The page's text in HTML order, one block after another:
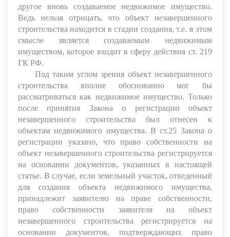
другое вновь создаваемое недвижимое имущество.
Ведь нельзя отрицать, что объект незавершенного
строительства находится в стадии создания, т.е. в этом
смысле является создаваемым недвижимым
имуществом, которое входит в сферу действия ст. 219
ГК РФ.
Под таким углом зрения объект незавершенного
строительства вполне обоснованно мог бы
рассматриваться как недвижимое имущество. Только
после принятия Закона о регистрации объект
незавершенного строительства был отнесен к
объектам недвижимого имущества. В ст.25 Закона о
регистрации указано, что право собственности на
объект незавершенного строительства регистрируется
на основании документов, указанных в настоящей
статье. В случае, если земельный участок, отведенный
для создания объекта недвижимого имущества,
принадлежит заявителю на праве собственности,
право собственности заявителя на объект
незавершенного строительства регистрируется на
основании документов, подтверждающих право